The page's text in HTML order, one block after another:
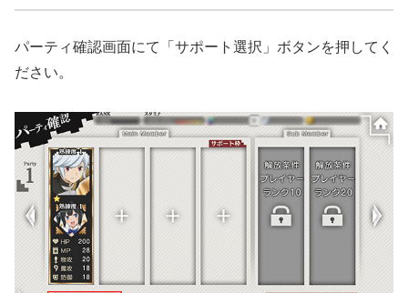
パーティ確認画面にて「サポート選択」ボタンを押してく
ださい。